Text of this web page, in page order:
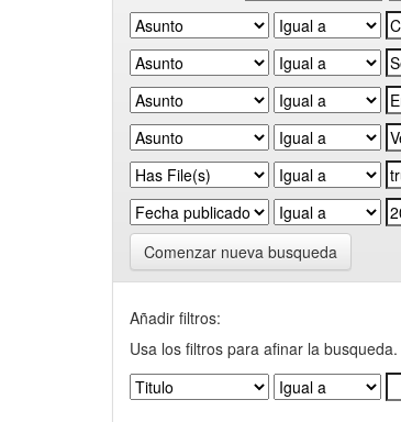
Comenzar nueva busqueda
Añadir filtros:
Usa los filtros para afinar la busqueda.